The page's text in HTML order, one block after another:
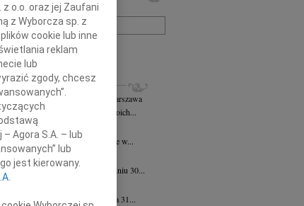
lub numer ogłoszenia:
+ szukanie zaawansowane
Staszyński
Warszawa
2026 roku zmarł w przeddzień swoich...
06.08.2026
żalem przyjęliśmy wiadomość, że w...
05.08.2026
smutkiem zawiadamiamy, że w dniu 30...
smutkiem zawiadamiamy, że dnia 31...
o.o. oraz jej Zaufani
z Wyborcza sp. z
cookie lub inne
reklam
lub
zgody, chcesz
Agora S.A. – lub
lub
jest kierowany.